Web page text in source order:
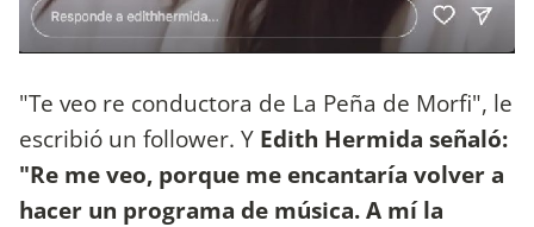
"Te veo re conductora de La Peña de Morfi", le
escribió un follower. Y Edith Hermida señaló:
"Re me veo, porque me encantaría volver a
hacer un programa de música. A mí la